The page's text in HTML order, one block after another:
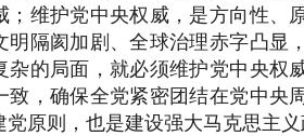
；维护党中央权威，是方向性、
明隔阂加剧、全球治理赤字凸显
杂的局面，就必须维护党中央权
致，确保全党紧密团结在党中央
党原则，也是建设强大马克思主